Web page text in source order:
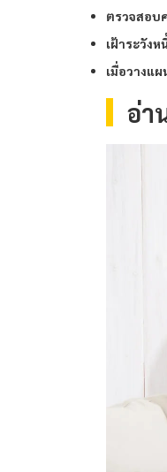
ตรวจสอบ
เฝ้าระวัง
เมื่อวางแผ
อ่า